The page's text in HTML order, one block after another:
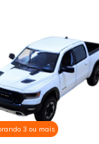
3% OFF